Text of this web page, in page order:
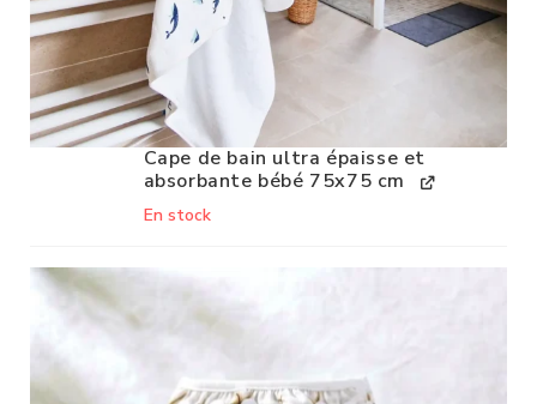
Cape de bain ultra épaisse et
absorbante bébé 75x75 cm
En stock